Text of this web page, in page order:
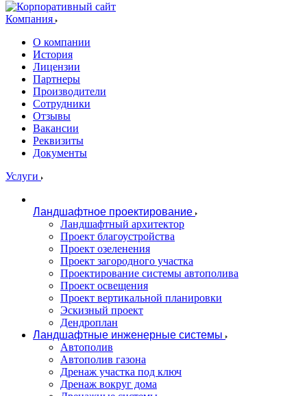
Компания
О компании
История
Лицензии
Партнеры
Производители
Сотрудники
Отзывы
Вакансии
Реквизиты
Документы
Услуги
Ландшафтное проектирование
Ландшафтный архитектор
Проект благоустройства
Проект озеленения
Проект загородного участка
Проектирование системы автополива
Проект освещения
Проект вертикальной планировки
Эскизный проект
Дендроплан
Ландшафтные инженерные системы
Автополив
Автополив газона
Дренаж участка под ключ
Дренаж вокруг дома